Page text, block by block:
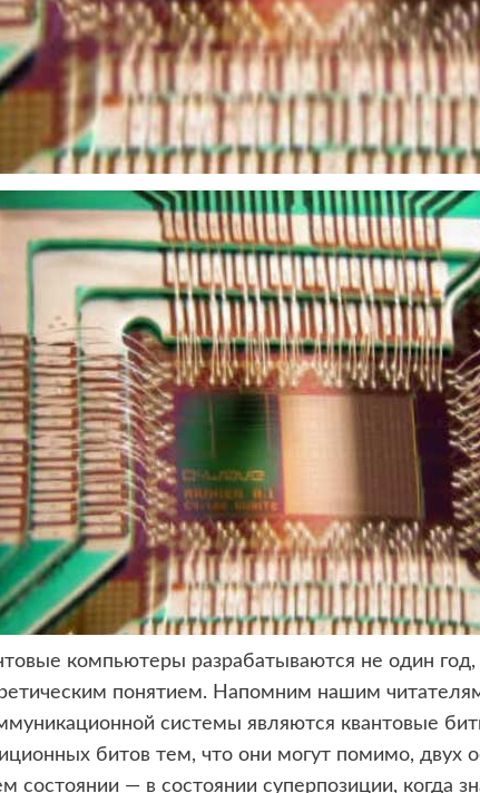
компьютеры разрабатываются не один год,
понятием. Напомним нашим
системы являются квантовые
битов тем, что они могут помимо, двух
состоянии — в состоянии суперпозиции, когда